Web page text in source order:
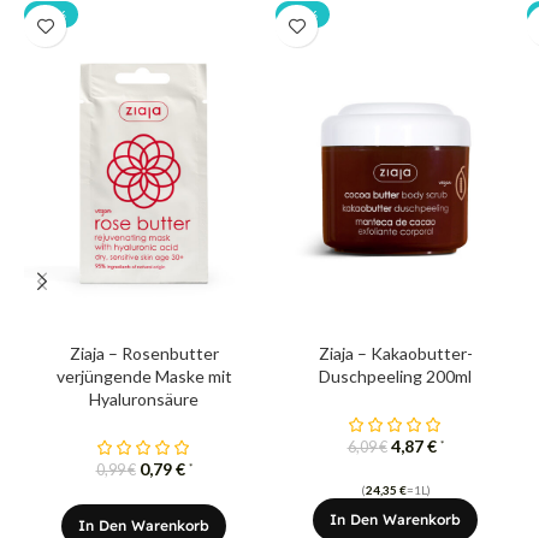
-20%
Ziaja – Rosenbutter
verjüngende Maske mit
Hyaluronsäure
0,99€ 0,79€ *
In Den Warenkorb
-20%
Ziaja – Kakaobutter-
Duschpeeling 200ml
6,09€ 4,87€ *
(24,35 €=1L)
In Den Warenkorb